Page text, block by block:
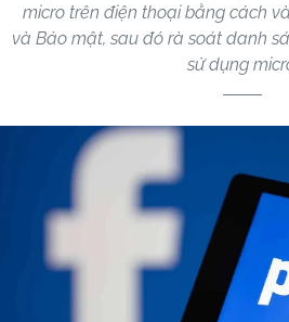
micro trên điện thoại bằng cách
và Bảo mật, sau đó rà soát danh
sử dụng